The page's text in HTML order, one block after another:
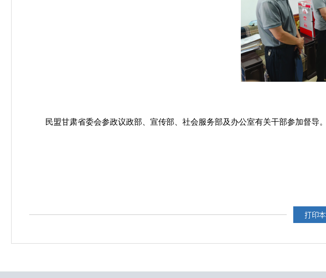
民盟甘肃省委会参政议政部、宣传部、社会服务部及办公室有关干部参加督导。